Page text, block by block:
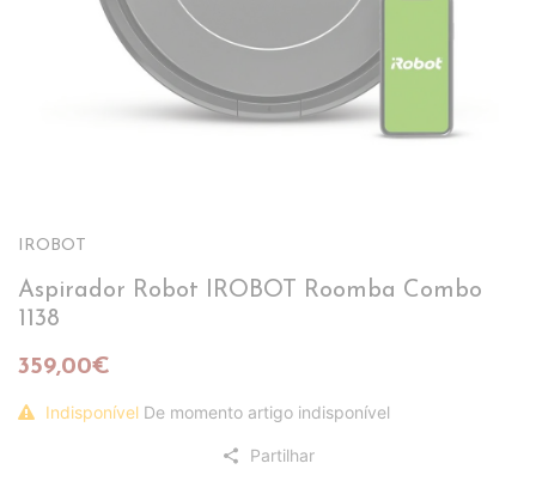
IROBOT
Aspirador Robot IROBOT Roomba Combo
1138
359,00€
Indisponível De momento artigo indisponível
share Partilhar